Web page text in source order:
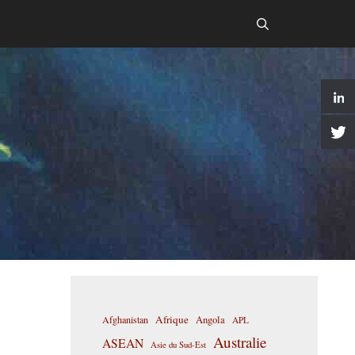
Afghanistan Afrique Angola APL
ASEAN Asie du Sud-Est Australie